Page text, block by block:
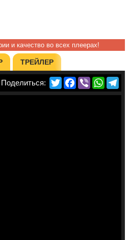
и качество во всех плеерах!
ТРЕЙЛЕР
TwitterFacebook
Viber